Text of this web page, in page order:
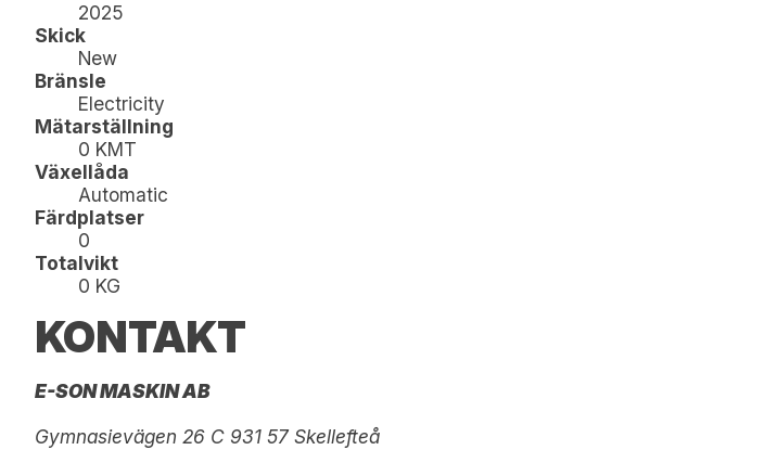
2025
Skick
New
Bränsle
Electricity
Mätarställning
0 KMT
Växellåda
Automatic
Färdplatser
0
Totalvikt
0 KG
KONTAKT
E-SON MASKIN AB
Gymnasievägen 26 C 931 57 Skellefteå